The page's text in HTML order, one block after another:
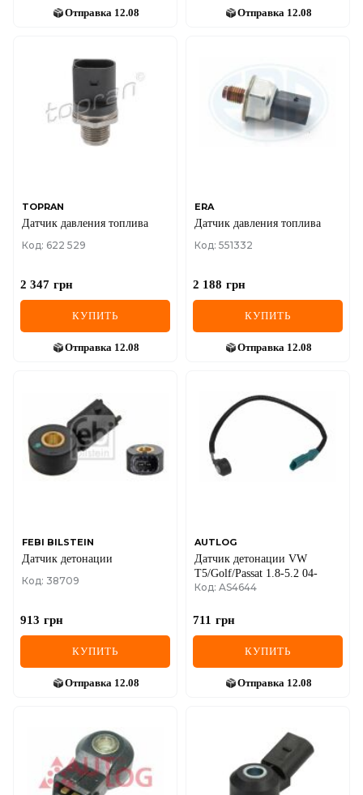
Отправка 12.08 Отправка 12.08
TOPRAN
Датчик давления топлива
Код: 622 529
2 347 грн
КУПИТЬ
Отправка 12.08
ERA
Датчик давления топлива
Код: 551332
2 188 грн
КУПИТЬ
Отправка 12.08
FEBI BILSTEIN
Датчик детонации
Код: 38709
913 грн
КУПИТЬ
Отправка 12.08
AUTLOG
Датчик детонации VW
T5/Golf/Passat 1.8-5.2 04-
Код: AS4644
711 грн
КУПИТЬ
Отправка 12.08